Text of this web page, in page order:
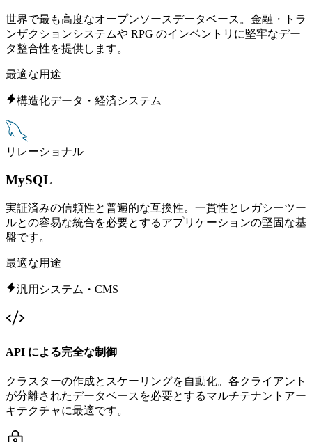
世界で最も高度なオープンソースデータベース。金融・トラ
ンザクションシステムや RPG のインベントリに堅牢なデー
タ整合性を提供します。
最適な用途
構造化データ・経済システム
リレーショナル
MySQL
実証済みの信頼性と普遍的な互換性。一貫性とレガシーツー
ルとの容易な統合を必要とするアプリケーションの堅固な基
盤です。
最適な用途
汎用システム・CMS
API による完全な制御
クラスターの作成とスケーリングを自動化。各クライアント
が分離されたデータベースを必要とするマルチテナントアー
キテクチャに最適です。